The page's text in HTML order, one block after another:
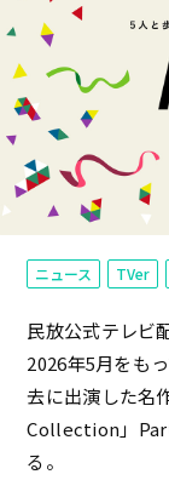
ニュース TVer
民放公式テレビ
2026年5月をも
去に出演した名
Collection」
る。